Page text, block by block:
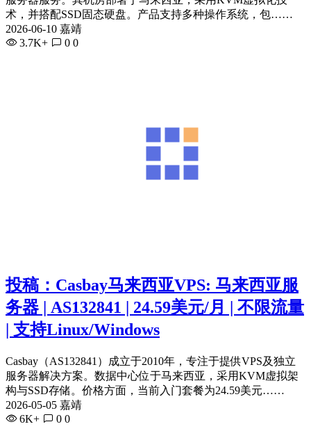
术，并搭配SSD固态硬盘。产品支持多种操作系统，包……
2026-06-10 嘉靖
3.7K+
0 0
投稿：Casbay马来西亚VPS: 马来西亚服
务器 | AS132841 | 24.59美元/月 | 不限流量
| 支持Linux/Windows
Casbay（AS132841）成立于2010年，专注于提供VPS及独立
服务器解决方案。数据中心位于马来西亚，采用KVM虚拟架
构与SSD存储。价格方面，当前入门套餐为24.59美元……
2026-05-05 嘉靖
6K+
0 0